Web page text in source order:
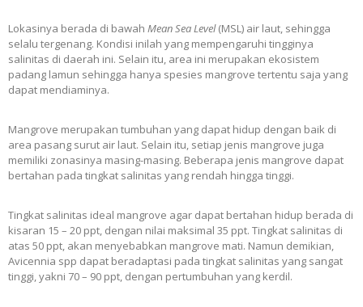
Lokasinya berada di bawah Mean Sea Level(MSL) air laut, sehingga
selalu tergenang. Kondisi inilah yang mempengaruhi tingginya
salinitas di daerah ini. Selain itu, area ini merupakan ekosistem
padang lamun sehingga hanya spesies mangrove tertentu saja yang
dapat mendiaminya.
Mangrove merupakan tumbuhan yang dapat hidup dengan baik di
area pasang surut air laut. Selain itu, setiap jenis mangrove juga
memiliki zonasinya masing-masing. Beberapa jenis mangrove dapat
bertahan pada tingkat salinitas yang rendah hingga tinggi.
Tingkat salinitas ideal mangrove agar dapat bertahan hidup berada di
kisaran 15 – 20 ppt, dengan nilai maksimal 35 ppt. Tingkat salinitas di
atas 50 ppt, akan menyebabkan mangrove mati. Namun demikian,
Avicennia spp dapat beradaptasi pada tingkat salinitas yang sangat
tinggi, yakni 70 – 90 ppt, dengan pertumbuhan yang kerdil.